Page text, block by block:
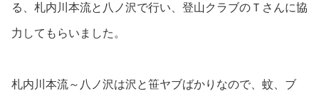
る、札内川本流と八ノ沢で行い、登山クラブのＴさんに協
力してもらいました。
札内川本流～八ノ沢は沢と笹ヤブばかりなので、蚊、ブ